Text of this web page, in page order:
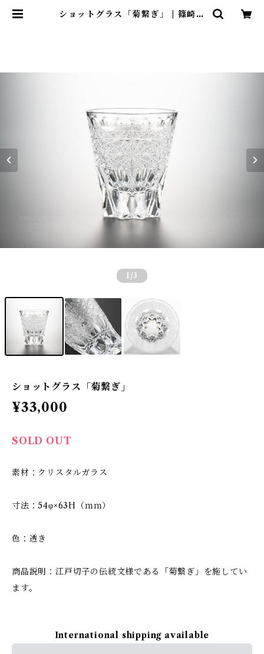
ショットグラス「菊繋ぎ」 | 篠崎硝
1 /3
ショットグラス「菊繋ぎ」
¥33,000
SOLD OUT
素材：クリスタルガラス
寸法：54φ×63H（ｍｍ）
色：透き
商品説明：江戸切子の伝統文様である「菊繋ぎ」を施してい
ます。
International shipping available